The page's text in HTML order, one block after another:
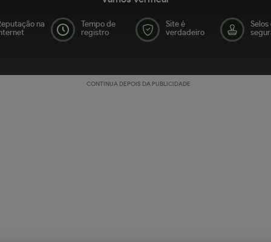
na
Tempo de
registro
Site é
verdadeiro
Selos
CONTINUA DEPOIS DA PUBLICIDADE